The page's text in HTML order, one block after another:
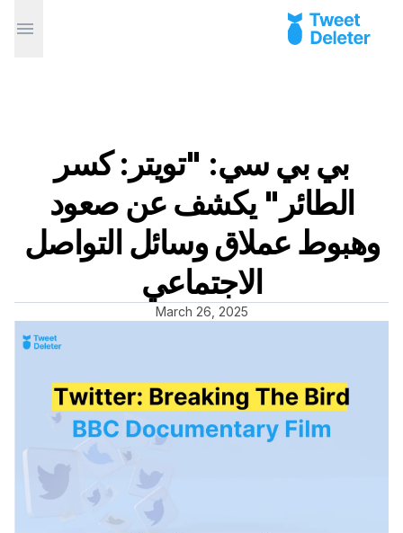
بي بي سي: "تويتر: كسر
الطائر" يكشف عن صعود
وهبوط عملاق وسائل التواصل
الاجتماعي
March 26, 2025